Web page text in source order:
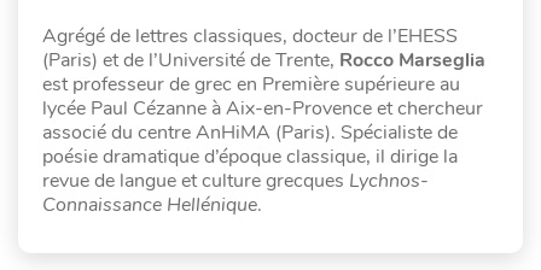
Agrégé de lettres classiques, docteur de l’EHESS
(Paris) et de l’Université de Trente, Rocco Marseglia
est professeur de grec en Première supérieure au
lycée Paul Cézanne à Aix-en-Provence et chercheur
associé du centre AnHiMA (Paris). Spécialiste de
poésie dramatique d’époque classique, il dirige la
revue de langue et culture grecques Lychnos-
Connaissance Hellénique.